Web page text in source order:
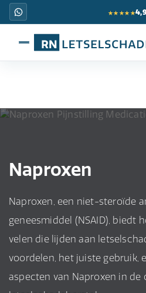
★★★★★
Naproxen
Naproxen, een niet-steroïde
geneesmiddel (NSAID), biedt
velen die lijden aan
voordelen, het juiste gebruik,
aspecten van Naproxen in de